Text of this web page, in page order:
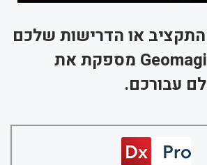
או הדרישות שלכם
– Geomagic Design X מספקת את
עבורכם.